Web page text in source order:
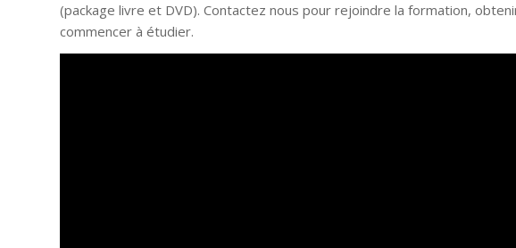
(package livre et DVD). Contactez nous pour rejoindre la formation,
commencer à étudier.